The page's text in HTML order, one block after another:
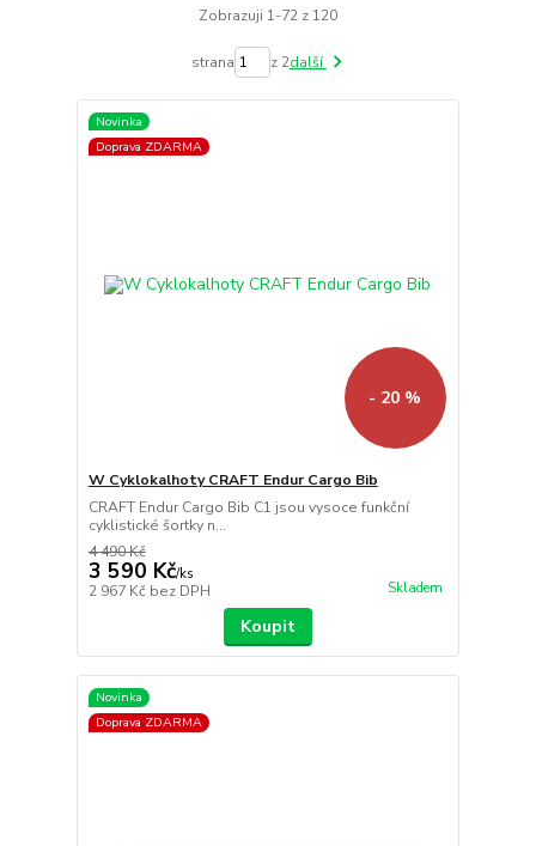
Zobrazuji 1-72 z 120
strana z 2další
Novinka
Doprava ZDARMA
- 20 %
W Cyklokalhoty CRAFT Endur Cargo Bib
CRAFT Endur Cargo Bib C1 jsou vysoce funkční
cyklistické šortky n...
4 490 Kč
3 590 Kč/ks
2 967 Kč bez DPH Skladem
Koupit
Novinka
Doprava ZDARMA